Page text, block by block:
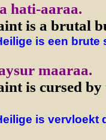
hati-aaraa.
is a brutal
is een brute
maaraa.
is cursed by
is vervloekt